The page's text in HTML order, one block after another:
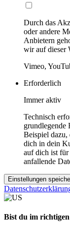
Durch das
oder andere
Anbietern
wir auf dieser
Vimeo,
Erforderlich
Immer aktiv
Technisch
grundlegende
Beispiel dazu,
dich in dein
auf dich ist
anfallende
Einstellungen
Bist du im richtigen